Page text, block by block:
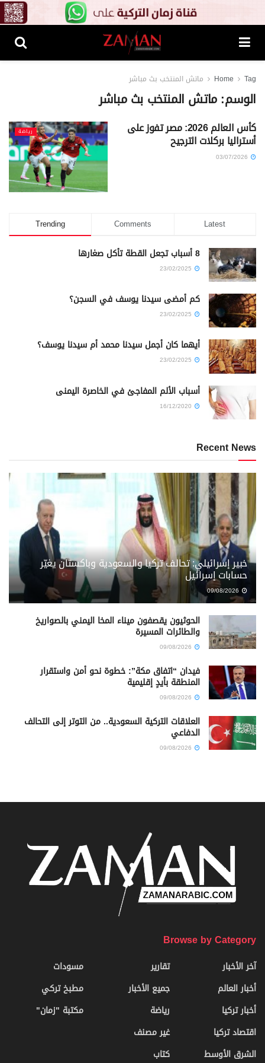
Home Tag ماتش المنتخب بث مباشر
الوسم:ماتش المنتخب بث مباشر
رياضة كأس العالم 2026: مصر تفوز على
أستراليا بركلات الترجيح
Trending Comments Latest
8 أسباب تجعل القطة تأكل صغارها
كم أمضى سيدنا يوسف في السجن؟
أيهما كان أجمل سيدنا محمد أم سيدنا يوسف؟
أسباب الألم المفاجئ في الخاصرة اليمنى
Recent News
خبير إسرائيلي: تحالف تركيا والسعودية وباكستان يغيّر
حسابات إسرائيل
الحوثيون يقصفون ميناء المخا اليمني بالصواريخ
والطائرات المسيرة
فيدان “اتفاق مكة”: خطوة نحو أمن واستقرار
المنطقة بأيدٍ إقليمية
العلاقات التركية السعودية.. من التوتر إلى التحالف
الدفاعي
Browse by Category
آخر الأخبار
أخبار العالم
أخبار تركيا
اقتصاد تركيا
الشرق الأوسط
تقارير
جميع الأخبار
رياضة
غير مصنف
كتاب
مسودات
مطبخ تركي
مكتبة "زمان"